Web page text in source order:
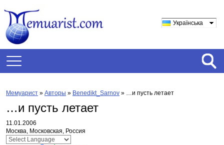
Українська
Мемуарист » Авторы » Benedikt_Sarnov » …и пусть летает
…и пусть летает
11.01.2006
Москва, Московская, Россия